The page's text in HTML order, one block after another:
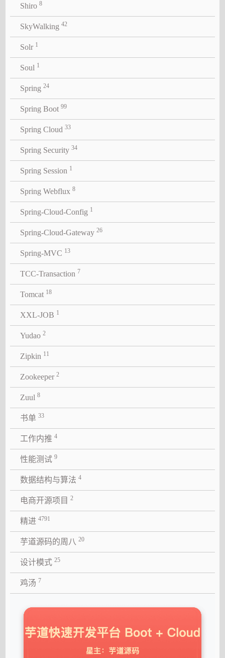
Shiro 8
SkyWalking 42
Solr 1
Soul 1
Spring 24
Spring Boot 99
Spring Cloud 33
Spring Security 34
Spring Session 1
Spring Webflux 8
Spring-Cloud-Config 1
Spring-Cloud-Gateway 26
Spring-MVC 13
TCC-Transaction 7
Tomcat 18
XXL-JOB 1
Yudao 2
Zipkin 11
Zookeeper 2
Zuul 8
书单 33
工作内推 4
性能测试 9
数据结构与算法 4
电商开源项目 2
精进 4791
芋道源码的周八 20
设计模式 25
鸡汤 7